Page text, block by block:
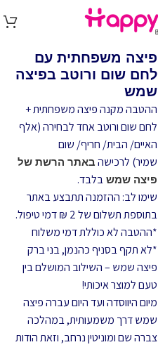
פיצה משפחתית עם
לחם שום ורוטב בפיצה
שמש
ההטבה מקנהפיצה משפחתית +
לחם שום ורוטב אחד לבחירה (אלף
האיים/ הבית/ חריף/ שום
שמיר) לרכישה באתר הרשת של
פיצה שמש בלבד.
שימו לב: ההזמנה תתבצע באתר
בתוספת תשלום של 2 ₪ דמי טיפול.
*ההטבה לא כוללת דמי משלוח
*לא תקף בסניף כהנמן, בני ברק
פיצה שמש – השילוב המושלם בין
טעם למוצר איכותי!
מיום היווסדה ועד היום עברה פיצה
שמש דרך משמעותית, במהלכה
צברה שם ומוניטין נרחב, וזאת הודות